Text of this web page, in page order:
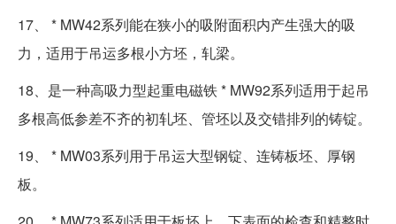
17、 * MW42系列能在狭小的吸附面积内产生强大的吸
力，适用于吊运多根小方坯，轧梁。
18、是一种高吸力型起重电磁铁 * MW92系列适用于起吊
多根高低参差不齐的初轧坯、管坯以及交错排列的铸锭。
19、 * MW03系列用于吊运大型钢锭、连铸板坯、厚钢
板。